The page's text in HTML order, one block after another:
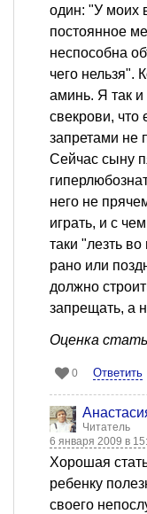
один: "У моих
постоянное
неспособна
чего нельзя".
аминь. Я так и
свекрови, что
запретами не
Сейчас сыну
него не
играть, и с
таки "лезть
рано или
должно
запрещать, а
Оценка
0 Ответить
Читатель
6 января 2009 в
Хорошая
ребенку
своего